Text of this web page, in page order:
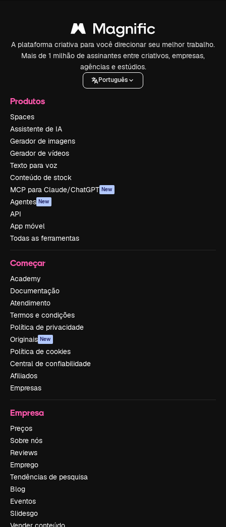
A plataforma criativa para você direcionar seu melhor trabalho.
Mais de 1 milhão de assinantes entre criativos, empresas,
agências e estúdios.
Português
Produtos
Spaces
Assistente de IA
Gerador de imagens
Gerador de vídeos
Texto para voz
Conteúdo de stock
MCP para Claude/ChatGPT New
Agentes New
API
App móvel
Todas as ferramentas
Começar
Academy
Documentação
Atendimento
Termos e condições
Política de privacidade
Originais New
Política de cookies
Central de confiabilidade
Afiliados
Empresas
Empresa
Preços
Sobre nós
Reviews
Emprego
Tendências de pesquisa
Blog
Eventos
Slidesgo